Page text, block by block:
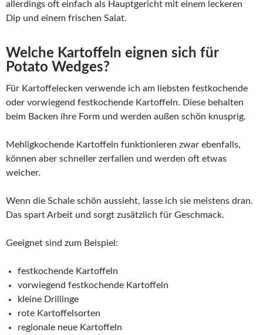
allerdings oft einfach als Hauptgericht mit einem leckeren
Dip und einem frischen Salat.
Welche Kartoffeln eignen sich für
Potato Wedges?
Für Kartoffelecken verwende ich am liebsten festkochende
oder vorwiegend festkochende Kartoffeln. Diese behalten
beim Backen ihre Form und werden außen schön knusprig.
Mehligkochende Kartoffeln funktionieren zwar ebenfalls,
können aber schneller zerfallen und werden oft etwas
weicher.
Wenn die Schale schön aussieht, lasse ich sie meistens dran.
Das spart Arbeit und sorgt zusätzlich für Geschmack.
Geeignet sind zum Beispiel:
festkochende Kartoffeln
vorwiegend festkochende Kartoffeln
kleine Drillinge
rote Kartoffelsorten
regionale neue Kartoffeln